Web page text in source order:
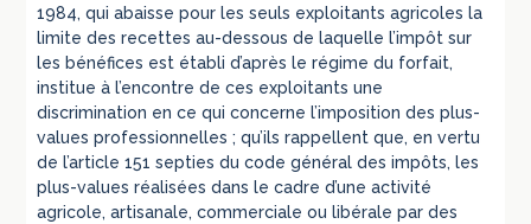
1984, qui abaisse pour les seuls exploitants agricoles la
limite des recettes au-dessous de laquelle l’impôt sur
les bénéfices est établi d’après le régime du forfait,
institue à l’encontre de ces exploitants une
discrimination en ce qui concerne l’imposition des plus-
values professionnelles ; qu’ils rappellent que, en vertu
de l’article 151 septies du code général des impôts, les
plus-values réalisées dans le cadre d’une activité
agricole, artisanale, commerciale ou libérale par des